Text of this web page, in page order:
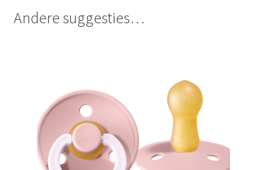
Andere suggesties…